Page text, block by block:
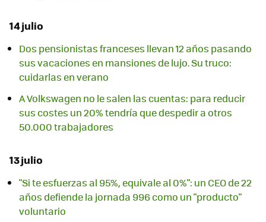
14 julio
Dos pensionistas franceses llevan 12 años pasando
sus vacaciones en mansiones de lujo. Su truco:
cuidarlas en verano
A Volkswagen no le salen las cuentas: para reducir
sus costes un 20% tendría que despedir a otros
50.000 trabajadores
13 julio
"Si te esfuerzas al 95%, equivale al 0%": un CEO de 22
años defiende la jornada 996 como un "producto"
voluntario